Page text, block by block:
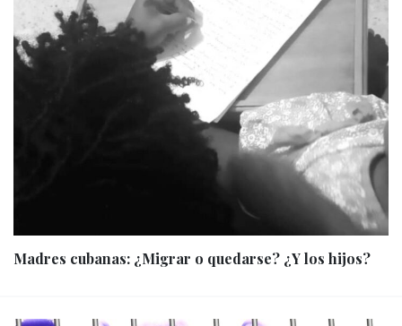
Madres cubanas: ¿Migrar o quedarse? ¿Y los hijos?